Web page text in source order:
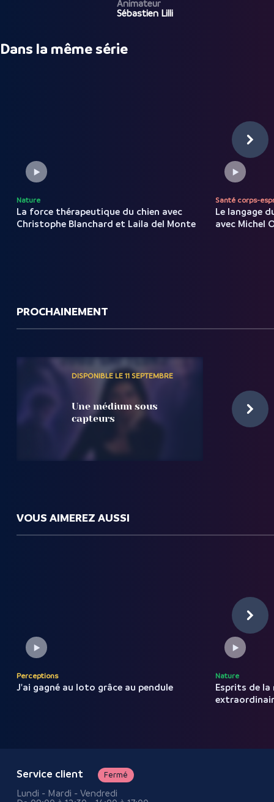
Animateur
Sébastien Lilli
Dans la même série
Nature
La force thérapeutique du chien avec
Christophe Blanchard et Laila del Monte
Santé corps-
Le langage
avec Michel
PROCHAINEMENT
DISPONIBLE LE 11 SEPTEMBRE
Une médium sous
capteurs
VOUS AIMEREZ AUSSI
Perceptions
J'ai gagné au loto grâce au pendule
Nature
Esprits de
Service client Fermé
Lundi - Mardi - Vendredi